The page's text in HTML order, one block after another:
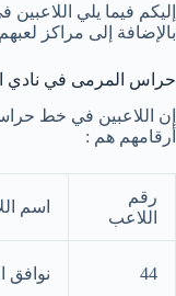
إليكم فيما يلي
بالإضافة إلى مراكز
حراس المرمى في نادي
إن اللاعبين في خط
أرقامهم هم :
رقم
اللاعب
اسم
44 نوافق